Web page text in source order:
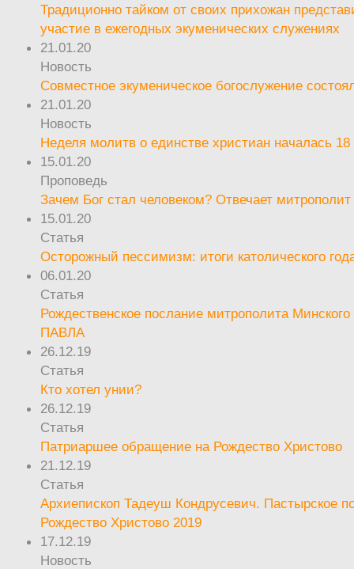
Традиционно тайком от своих прихожан
участие в ежегодных экуменических служениях
21.01.20
Новость
Совместное экуменическое богослужение
21.01.20
Новость
Неделя молитв о единстве христиан началась 18
15.01.20
Проповедь
Зачем Бог стал человеком? Отвечает
15.01.20
Статья
Осторожный пессимизм: итоги католического
06.01.20
Статья
Рождественское послание митрополита Минского
ПАВЛА
26.12.19
Статья
Кто хотел унии?
26.12.19
Статья
Патриаршее обращение на Рождество Христово
21.12.19
Статья
Архиепископ Тадеуш Кондрусевич. Пастырское
Рождество Христово 2019
17.12.19
Новость